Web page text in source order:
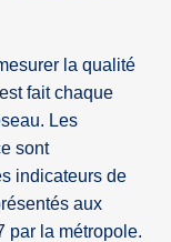
la qualité
fait chaque
Les
sont
indicateurs de
aux
par la métropole.